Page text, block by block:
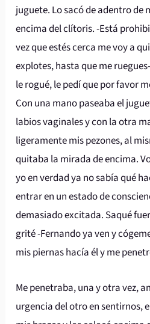
juguete. Lo sacó de adentro de
encima del clítoris. -Está
vez que estés cerca me voy a
explotes, hasta que me
le rogué, le pedí que por favor
Con una mano paseaba el
labios vaginales y con la otra
ligeramente mis pezones, al
quitaba la mirada de encima.
yo en verdad ya no sabía qué
entrar en un estado de
demasiado excitada. Saqué
grité -Fernando ya ven y
mis piernas hacía él y me
Me penetraba, una y otra vez,
urgencia del otro en sentirnos,